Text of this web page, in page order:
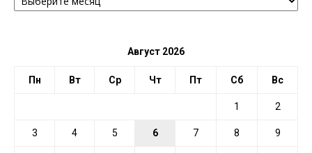
ПО
Август 2026
Пн Вт Ср Чт Пт Сб Вс
1 2
3 4 5 6 7 8 9